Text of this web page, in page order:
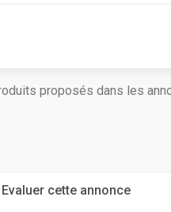
proposés dans les
Evaluer cette annonce